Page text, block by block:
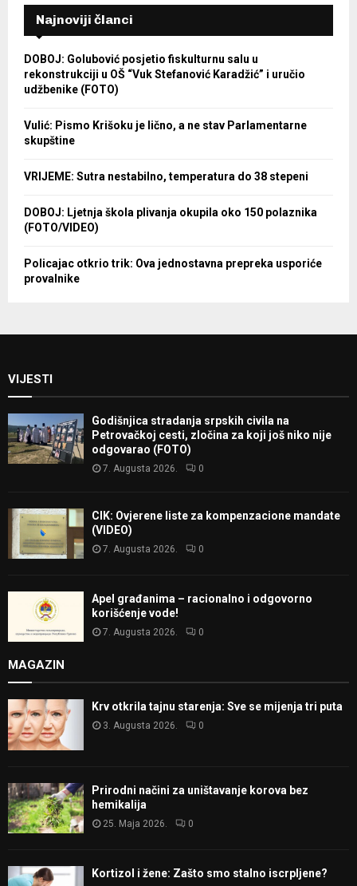
Najnoviji članci
DOBOJ: Golubović posjetio fiskulturnu salu u
rekonstrukciji u OŠ “Vuk Stefanović Karadžić” i uručio
udžbenike (FOTO)
Vulić: Pismo Krišoku je lično, a ne stav Parlamentarne
skupštine
VRIJEME: Sutra nestabilno, temperatura do 38 stepeni
DOBOJ: Ljetnja škola plivanja okupila oko 150 polaznika
(FOTO/VIDEO)
Policajac otkrio trik: Ova jednostavna prepreka usporiće
provalnike
VIJESTI
Godišnjica stradanja srpskih civila na
Petrovačkoj cesti, zločina za koji još niko nije
odgovarao (FOTO)
7. Augusta 2026. 0
CIK: Ovjerene liste za kompenzacione mandate
(VIDEO)
7. Augusta 2026. 0
Apel građanima – racionalno i odgovorno
korišćenje vode!
7. Augusta 2026. 0
MAGAZIN
Krv otkrila tajnu starenja: Sve se mijenja tri puta
3. Augusta 2026. 0
Prirodni načini za uništavanje korova bez
hemikalija
25. Maja 2026. 0
Kortizol i žene: Zašto smo stalno iscrpljene?